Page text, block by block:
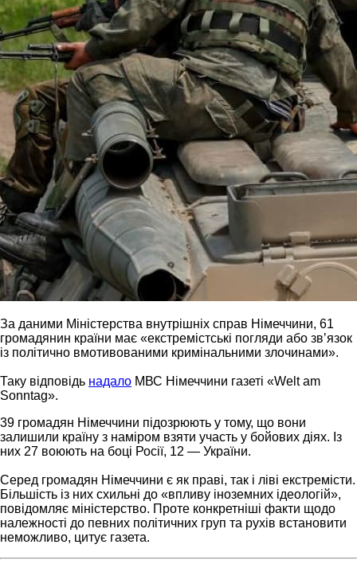
За даними Міністерства внутрішніх справ Німеччини, 61
громадянин країни має «екстремістські погляди або звʼязок
із політично вмотивованими кримінальними злочинами».
Таку відповідь надало МВС Німеччини газеті «Welt am
Sonntag».
39 громадян Німеччини підозрюють у тому, що вони
залишили країну з наміром взяти участь у бойових діях. Із
них 27 воюють на боці Росії, 12 — України.
Серед громадян Німеччини є як праві, так і ліві екстремісти.
Більшість із них схильні до «впливу іноземних ідеологій»,
повідомляє міністерство. Проте конкретніші факти щодо
належності до певних політичних груп та рухів встановити
неможливо, цитує газета.